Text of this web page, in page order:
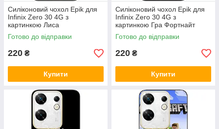
Силіконовий чохол Epik для
Infinix Zero 30 4G з
картинкою Лиса
Готово до відправки
220 ₴
Купити
Силіконовий чохол Epik для
Infinix Zero 30 4G з
картинкою Гра Фортнайт
Готово до відправки
220 ₴
Купити